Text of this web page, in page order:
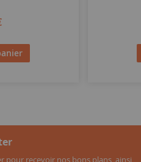
pour recevoir nos bons plans, ainsi